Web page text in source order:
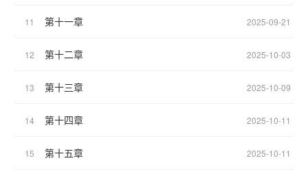
11 第十一章 2025-09-21
12 第十二章 2025-10-03
13 第十三章 2025-10-09
14 第十四章 2025-10-11
15 第十五章 2025-10-11